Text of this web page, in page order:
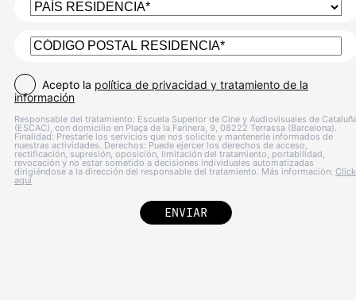
Acepto la política de privacidad y tratamiento de la
información
Responsable del tratamiento: Escuela Superior de Cine y Audiovisuales de
(ESCAC), con domicilio en Plaça de la Farinera, 9, 08222 Terrassa (Barcelona).
Finalidad: Prestarle los servicios que nos solicite y mantenerle informados de
nuestras actividades. Derechos: Puede ejercer los derechos de acceso,
rectificación, supresión, oposición, limitación del tratamiento, portabilidad,
revocación y no estar sometido a decisiones individuales automatizadas
dirigiéndose a la dirección del responsable del tratamiento. Más información: Click
aquí
ENVIAR